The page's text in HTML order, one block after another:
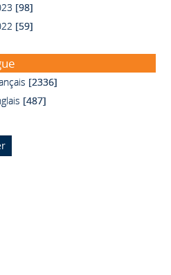
[98]
[59]
[2336]
[487]